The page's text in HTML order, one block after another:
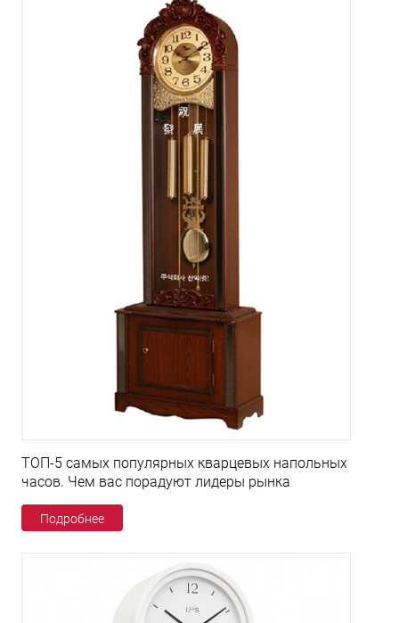
ТОП-5 самых популярных кварцевых напольных
часов. Чем вас порадуют лидеры рынка
Подробнее